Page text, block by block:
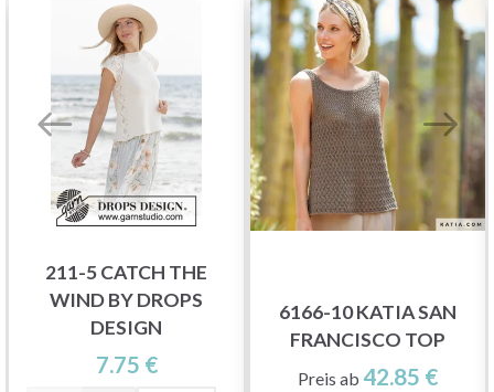
211-5 CATCH THE
WIND BY DROPS
DESIGN
7.75 €
6166-10 KATIA SAN
FRANCISCO TOP
Preis ab 42.85 €